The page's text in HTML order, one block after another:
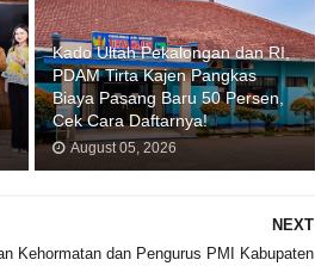
Kado Ultah Pekalongan dan RI,
PDAM Tirta Kajen Pangkas
Biaya Pasang Baru 50 Persen,
Cek Cara Daftarnya!
August 05, 2026
NEXT
Kehormatan dan Pengurus PMI Kabupaten